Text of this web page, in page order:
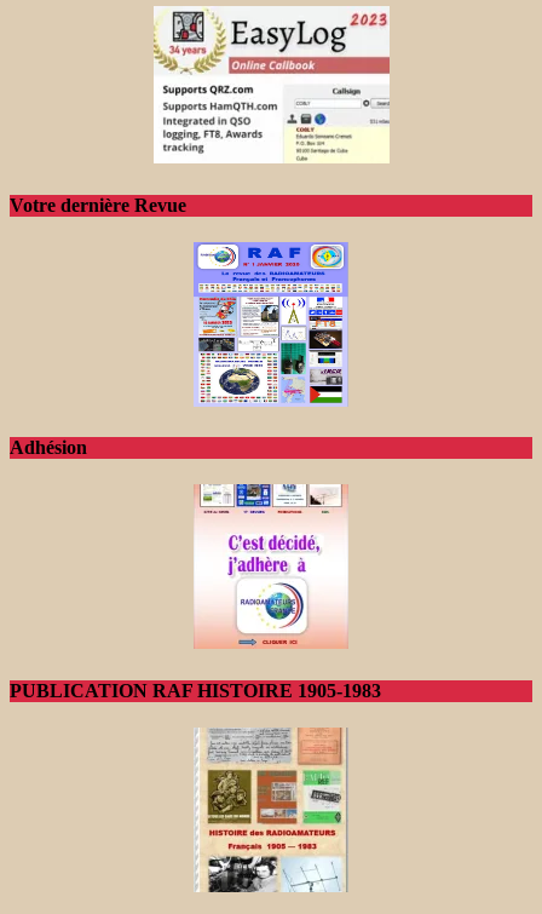
Votre dernière Revue
Adhésion
PUBLICATION RAF HISTOIRE 1905-1983